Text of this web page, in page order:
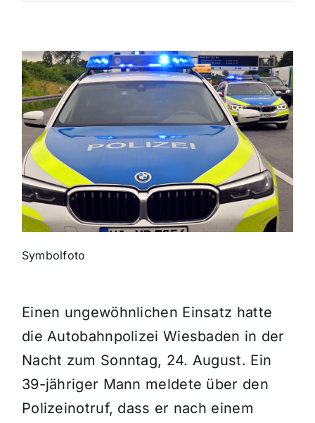
Themen und Termine
Gewinnspiele
Symbolfoto
Einen ungewöhnlichen Einsatz hatte
die Autobahnpolizei Wiesbaden in der
Nacht zum Sonntag, 24. August. Ein
39-jähriger Mann meldete über den
Polizeinotruf, dass er nach einem